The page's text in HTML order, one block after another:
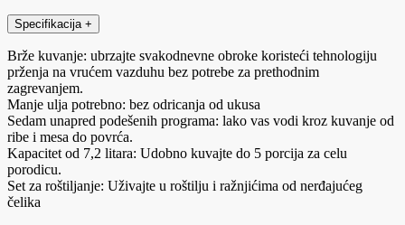
Specifikacija +
Brže kuvanje: ubrzajte svakodnevne obroke koristeći tehnologiju
prženja na vrućem vazduhu bez potrebe za prethodnim
zagrevanjem.
Manje ulja potrebno: bez odricanja od ukusa
Sedam unapred podešenih programa: lako vas vodi kroz kuvanje od
ribe i mesa do povrća.
Kapacitet od 7,2 litara: Udobno kuvajte do 5 porcija za celu
porodicu.
Set za roštiljanje: Uživajte u roštilju i ražnjićima od nerđajućeg
čelika